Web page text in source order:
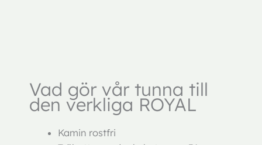
Vad gör vår tunna till
den verkliga ROYAL
Kamin rostfri